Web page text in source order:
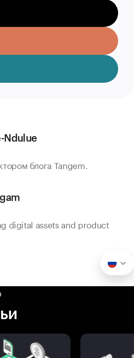
Ndulue
блога Tangem.
digital assets and product